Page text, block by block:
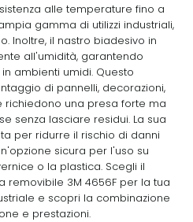
alle temperature fino a
gamma di utilizzi industriali,
Inoltre, il nastro biadesivo in
all'umidità, garantendo
ambienti umidi. Questo
di pannelli, decorazioni,
richiedono una presa forte ma
senza lasciare residui. La sua
per ridurre il rischio di danni
sicura per l'uso su
o la plastica. Scegli il
removibile 3M 4656F per la tua
e scopri la combinazione
e prestazioni.